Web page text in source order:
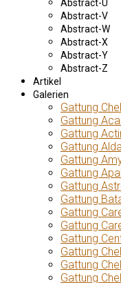
Abstract-U
Abstract-V
Abstract-W
Abstract-X
Abstract-Y
Abstract-Z
Artikel
Galerien
Gattung
Gattung
Gattung
Gattung
Gattung
Gattung
Gattung
Gattung
Gattung
Gattung
Gattung
Gattung
Gattung
Gattung